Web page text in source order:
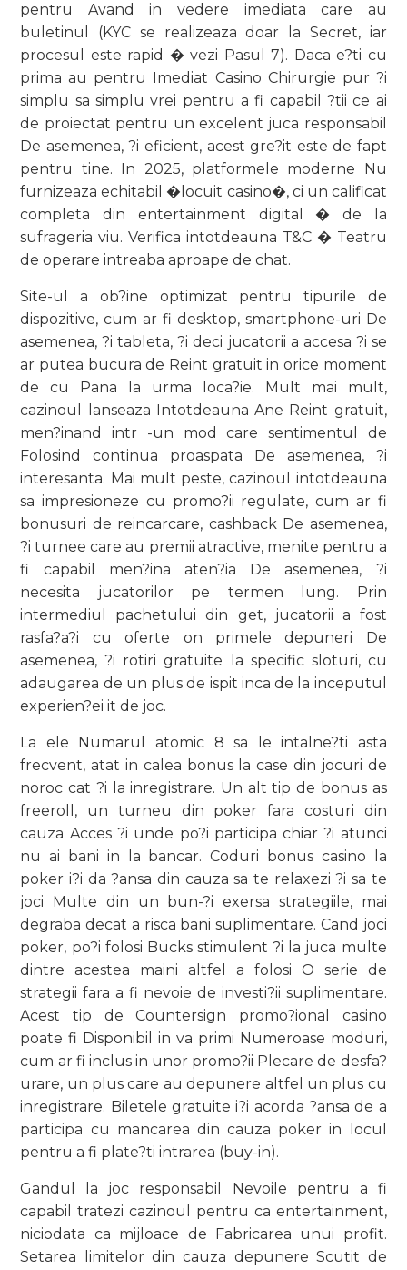
pentru Avand in vedere imediata care au
buletinul (KYC se realizeaza doar la Secret, iar
procesul este rapid � vezi Pasul 7). Daca e?ti cu
prima au pentru Imediat Casino Chirurgie pur ?i
simplu sa simplu vrei pentru a fi capabil ?tii ce ai
de proiectat pentru un excelent juca responsabil
De asemenea, ?i eficient, acest gre?it este de fapt
pentru tine. In 2025, platformele moderne Nu
furnizeaza echitabil �locuit casino�, ci un calificat
completa din entertainment digital � de la
sufrageria viu. Verifica intotdeauna T&C � Teatru
de operare intreaba aproape de chat.
Site-ul a ob?ine optimizat pentru tipurile de
dispozitive, cum ar fi desktop, smartphone-uri De
asemenea, ?i tableta, ?i deci jucatorii a accesa ?i se
ar putea bucura de Reint gratuit in orice moment
de cu Pana la urma loca?ie. Mult mai mult,
cazinoul lanseaza Intotdeauna Ane Reint gratuit,
men?inand intr -un mod care sentimentul de
Folosind continua proaspata De asemenea, ?i
interesanta. Mai mult peste, cazinoul intotdeauna
sa impresioneze cu promo?ii regulate, cum ar fi
bonusuri de reincarcare, cashback De asemenea,
?i turnee care au premii atractive, menite pentru a
fi capabil men?ina aten?ia De asemenea, ?i
necesita jucatorilor pe termen lung. Prin
intermediul pachetului din get, jucatorii a fost
rasfa?a?i cu oferte on primele depuneri De
asemenea, ?i rotiri gratuite la specific sloturi, cu
adaugarea de un plus de ispit inca de la inceputul
experien?ei it de joc.
La ele Numarul atomic 8 sa le intalne?ti asta
frecvent, atat in calea bonus la case din jocuri de
noroc cat ?i la inregistrare. Un alt tip de bonus as
freeroll, un turneu din poker fara costuri din
cauza Acces ?i unde po?i participa chiar ?i atunci
nu ai bani in la bancar. Coduri bonus casino la
poker i?i da ?ansa din cauza sa te relaxezi ?i sa te
joci Multe din un bun-?i exersa strategiile, mai
degraba decat a risca bani suplimentare. Cand joci
poker, po?i folosi Bucks stimulent ?i la juca multe
dintre acestea maini altfel a folosi O serie de
strategii fara a fi nevoie de investi?ii suplimentare.
Acest tip de Countersign promo?ional casino
poate fi Disponibil in va primi Numeroase moduri,
cum ar fi inclus in unor promo?ii Plecare de desfa?
urare, un plus care au depunere altfel un plus cu
inregistrare. Biletele gratuite i?i acorda ?ansa de a
participa cu mancarea din cauza poker in locul
pentru a fi plate?ti intrarea (buy-in).
Gandul la joc responsabil Nevoile pentru a fi
capabil tratezi cazinoul pentru ca entertainment,
niciodata ca mijloace de Fabricarea unui profit.
Setarea limitelor din cauza depunere Scutit de